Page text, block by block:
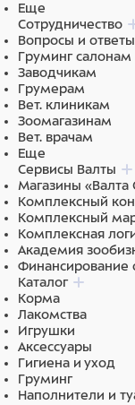
Еще
Сотрудничество
Вопросы и ответы
Груминг салонам
Заводчикам
Грумерам
Вет. клиникам
Зоомагазинам
Вет. врачам
Еще
Сервисы Валты
Магазины «Валта
Комплексный
Комплексный
Комплексная
Академия
Финансирование
Каталог
Корма
Лакомства
Игрушки
Аксессуары
Гигиена и уход
Груминг
Наполнители и